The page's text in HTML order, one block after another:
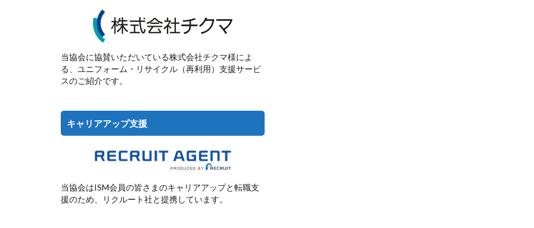
当協会に協賛いただいている株式会社チクマ様によ
る、ユニフォーム・リサイクル（再利用）支援サービ
スのご紹介です。
キャリアアップ支援
当協会はISM会員の皆さまのキャリアアップと転職支
援のため、リクルート社と提携しています。